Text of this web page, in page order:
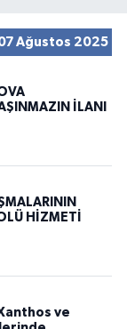
Ağustos 2025
İLANI
HİZMETİ
ve